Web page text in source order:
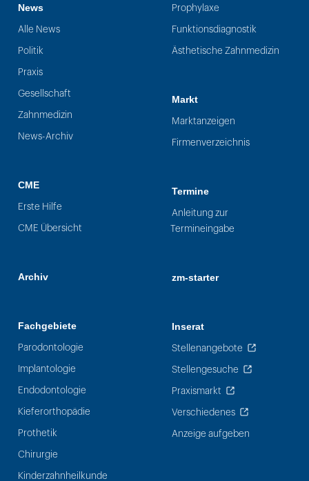
News
Alle News
Politik
Praxis
Gesellschaft
Zahnmedizin
News-Archiv
CME
Erste Hilfe
CME Übersicht
Archiv
Fachgebiete
Parodontologie
Implantologie
Endodontologie
Kieferorthopädie
Prothetik
Chirurgie
Kinderzahnheilkunde
Prophylaxe
Funktionsdiagnostik
Ästhetische Zahnmedizin
Markt
Marktanzeigen
Firmenverzeichnis
Termine
Anleitung zur
Termineingabe
zm-starter
Inserat
Stellenangebote
Stellengesuche
Praxismarkt
Verschiedenes
Anzeige aufgeben